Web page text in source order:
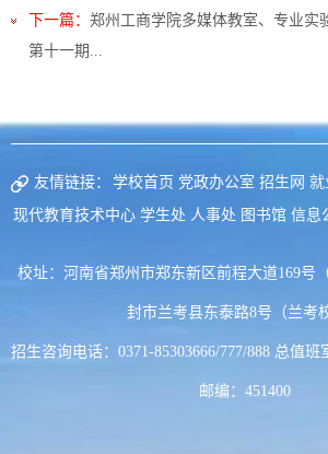
下一篇： 郑州工商学院多媒体教室、专业实
第十一期...
友情链接： 学校首页 党政办公室 招生网 就
现代教育技术中心 学生处 人事处 图书馆 信息
校址：河南省郑州市郑东新区前程大道169号
封市兰考县东泰路8号（兰考
招生咨询电话：0371-85303666/777/888 总值班
邮编：451400